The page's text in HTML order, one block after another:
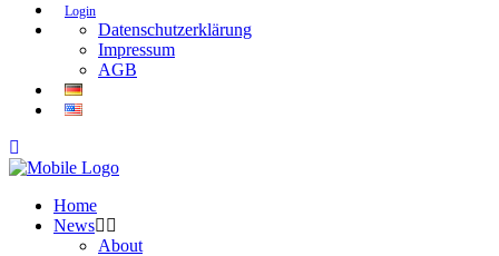
Login
Datenschutzerklärung
Impressum
AGB
Home
News
About